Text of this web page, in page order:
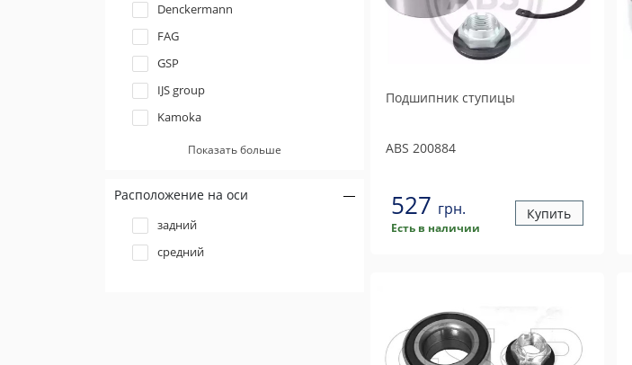
Denckermann
FAG
GSP
IJS group
Kamoka
Metzger
Moog
NK
Optimal
Показать больше
Расположение на оси
задний
средний
Подшипник ступицы
ABS 200884
527 грн.
Есть в наличии
Купить